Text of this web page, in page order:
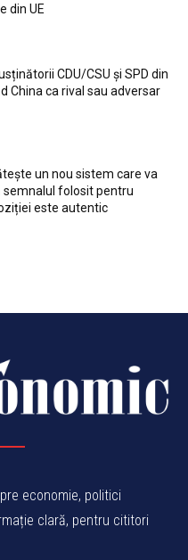
din UE
CDU/CSU și SPD din
China ca rival sau adversar
un nou sistem care va
semnalul folosit pentru
este autentic
economie, politici
clară, pentru cititori